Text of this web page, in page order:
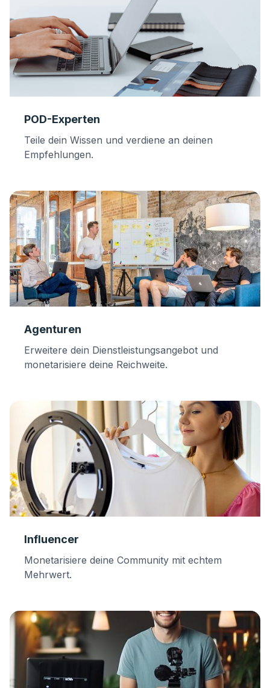
POD-Experten
Teile dein Wissen und verdiene an deinen
Empfehlungen.
Agenturen
Erweitere dein Dienstleistungsangebot und
monetarisiere deine Reichweite.
Influencer
Monetarisiere deine Community mit echtem
Mehrwert.